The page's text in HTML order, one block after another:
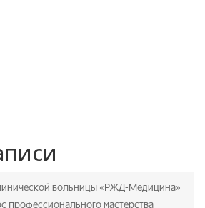
больницы «РЖД-Медицина»